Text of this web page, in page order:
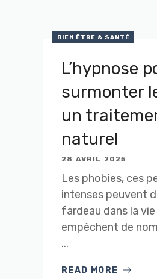
BIEN ÊTRE & SANTÉ
L’hypnose
surmonter
un
naturel
28 AVRIL 2025
Les phobies, ces
intenses peuvent
fardeau dans la
empêchent de
...
READ MORE